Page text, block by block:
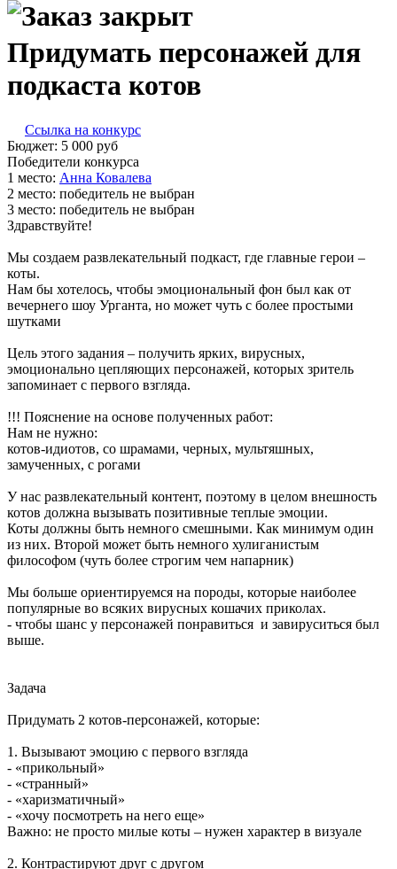
Придумать персонажей для
подкаста котов
Ссылка на конкурс
Бюджет: 5 000 руб
Победители конкурса
1 место: Ан­на Ко­вале­ва
2 место: победитель не выбран
3 место: победитель не выбран
Здравствуйте!
Мы создаем развлекательный подкаст, где главные герои –
коты.
Нам бы хотелось, чтобы эмоциональный фон был как от
вечернего шоу Урганта, но может чуть с более простыми
шутками
Цель этого задания – получить ярких, вирусных,
эмоционально цепляющих персонажей, которых зритель
запоминает с первого взгляда.
!!! Пояснение на основе полученных работ:
Нам не нужно:
котов-идиотов, со шрамами, черных, мультяшных,
замученных, с рогами
У нас развлекательный контент, поэтому в целом внешность
котов должна вызывать позитивные теплые эмоции.
Коты должны быть немного смешными. Как минимум один
из них. Второй может быть немного хулиганистым
философом (чуть более строгим чем напарник)
Мы больше ориентируемся на породы, которые наиболее
популярные во всяких вирусных кошачих приколах.
- чтобы шанс у персонажей понравиться и завируситься был
выше.
Задача
Придумать 2 котов-персонажей, которые:
1. Вызывают эмоцию с первого взгляда
- «прикольный»
- «странный»
- «харизматичный»
- «хочу посмотреть на него еще»
Важно: не просто милые коты – нужен характер в визуале
2. Контрастируют друг с другом